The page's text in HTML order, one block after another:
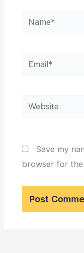
Name*
Email*
Website
Save my
browser for